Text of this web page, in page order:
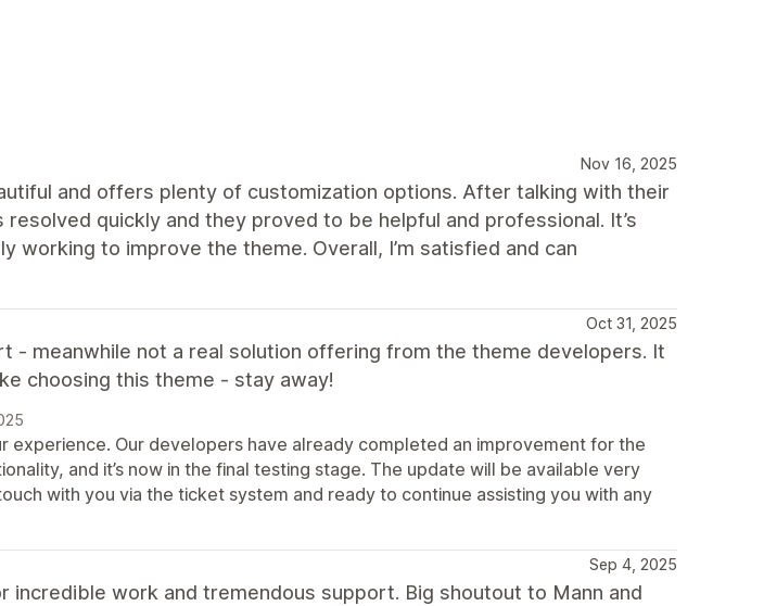
Nov 16, 2025
and offers plenty of customization options. After talking with their
quickly and they proved to be helpful and professional. It’s
working to improve the theme. Overall, I’m satisfied and can
Oct 31, 2025
- meanwhile not a real solution offering from the theme developers. It
choosing this theme - stay away!
experience. Our developers have already completed an improvement for the
and it’s now in the final testing stage. The update will be available very
with you via the ticket system and ready to continue assisting you with any
Sep 4, 2025
incredible work and tremendous support. Big shoutout to Mann and